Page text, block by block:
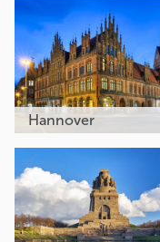
Hannover